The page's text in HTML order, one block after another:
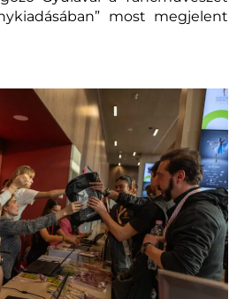
most megjelent